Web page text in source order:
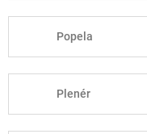
Popela
Plenér